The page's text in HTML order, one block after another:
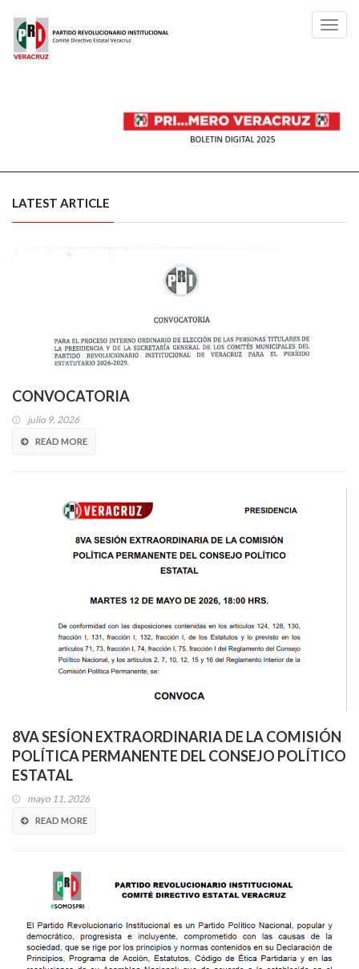
LATEST ARTICLE
CONVOCATORIA
julio 9, 2026
READ MORE
8VA SESÍON EXTRAORDINARIA DE LA COMISIÓN
POLÍTICA PERMANENTE DEL CONSEJO POLÍTICO
ESTATAL
mayo 11, 2026
READ MORE